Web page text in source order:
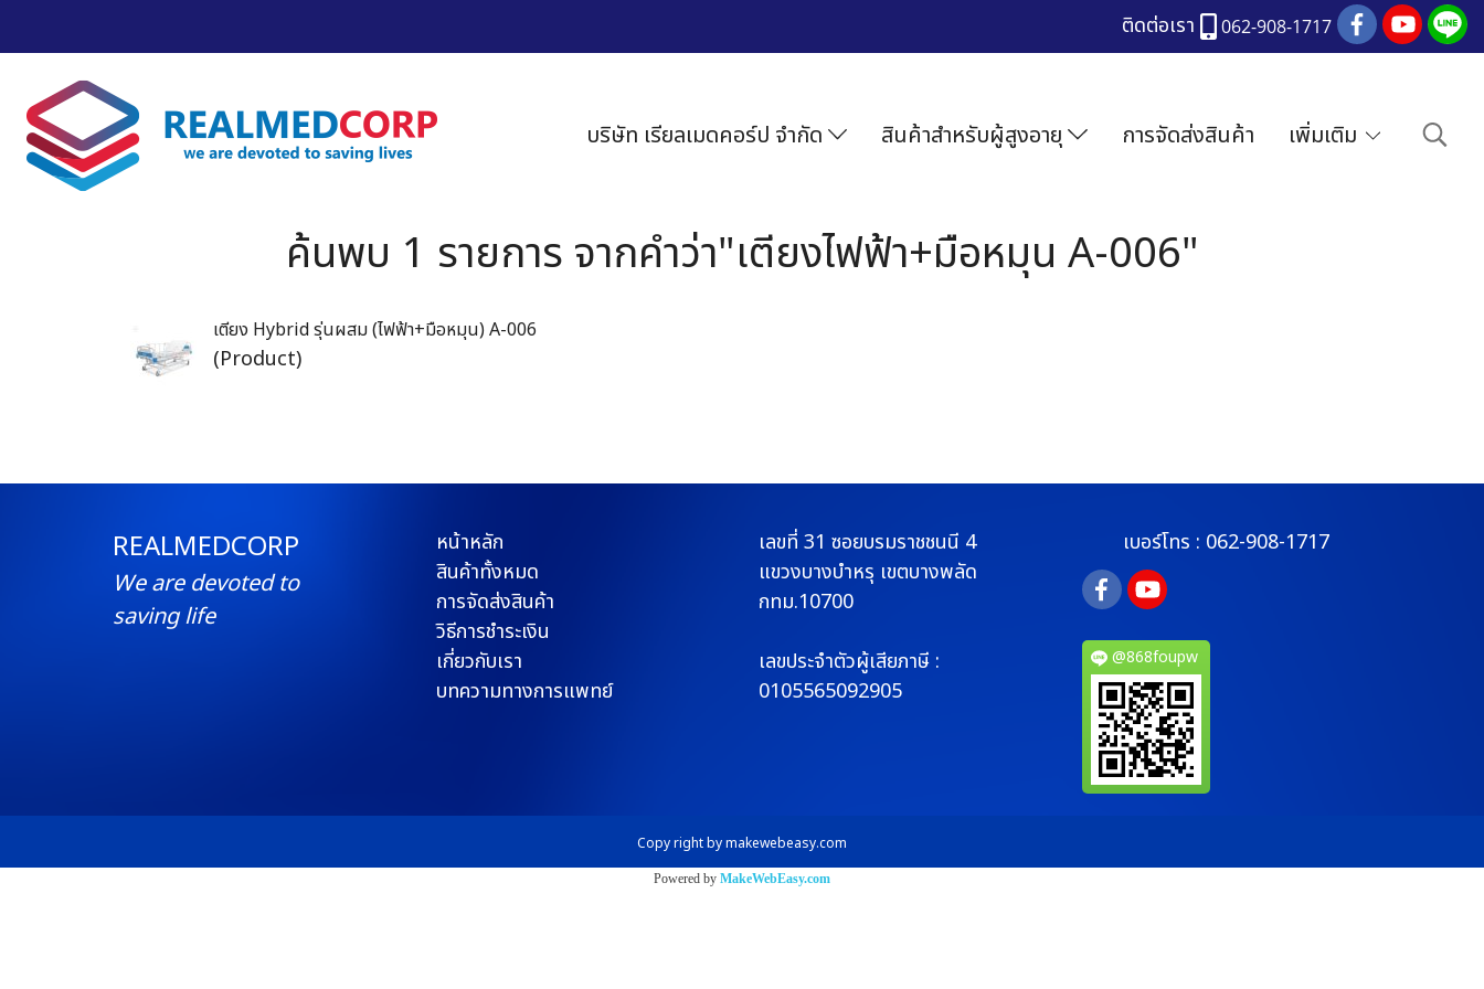
ติดต่อเรา 062-908-1717
บริษัท เรียลเมดคอร์ป จำกัด สินค้าสำหรับผู้สูงอายุ การจัดส่งสินค้า เพิ่มเติม
ค้นพบ 1 รายการ จากคำว่า"เตียงไฟฟ้า+มือหมุน A-006"
เตียง Hybrid รุ่นผสม (ไฟฟ้า+มือหมุน) A-006
(Product)
REALMEDCORP
We are devoted to
saving life
หน้าหลัก
สินค้าทั้งหมด
การจัดส่งสินค้า
วิธีการชำระเงิน
เกี่ยวกับเรา
บทความทางการแพทย์
เลขที่ 31 ซอยบรมราชชนนี 4
แขวงบางบำหรุ เขตบางพลัด
กทม.10700
เลขประจำตัวผู้เสียภาษี :
0105565092905
เบอร์โทร : 062-908-1717
@868foupw
Copy right by makewebeasy.com
Powered by MakeWebEasy.com